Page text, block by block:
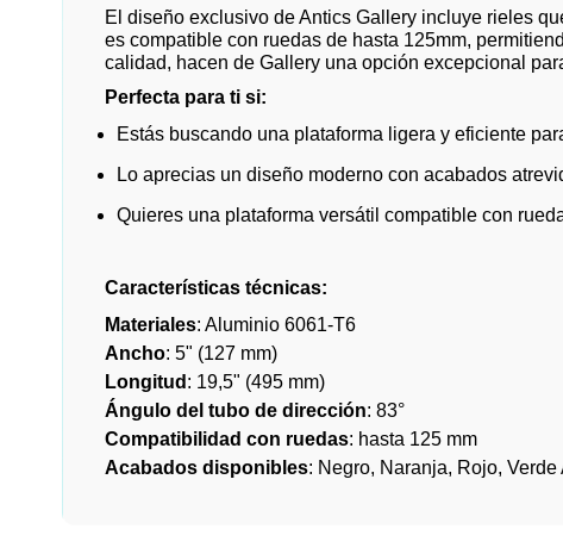
El diseño exclusivo de Antics Gallery incluye rieles
es compatible con ruedas de hasta 125mm,
calidad, hacen de Gallery una opción excepcional
Perfecta para ti si:
Estás buscando una plataforma ligera y eficiente
Lo aprecias un diseño moderno con acabados
Quieres una plataforma versátil compatible con
Características técnicas:
Materiales: Aluminio 6061-T6
Ancho: 5" (127 mm)
Longitud : 19,5" (495 mm)
Ángulo del tubo de dirección: 83°
Compatibilidad con ruedas: hasta 125 mm
Acabados disponibles: Negro, Naranja, Rojo, Verde